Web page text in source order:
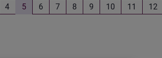
4 5 6 7 8 9 10 11 12